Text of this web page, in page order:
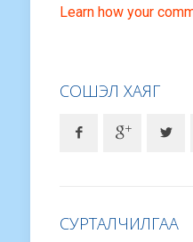
Learn how your
СОШЭЛ ХАЯГ
СУРТАЛЧИЛГАА